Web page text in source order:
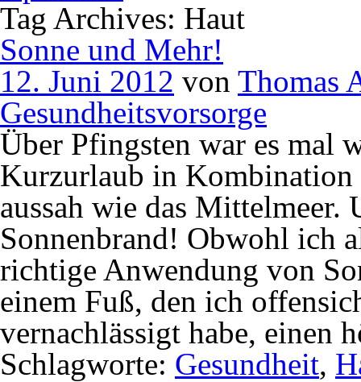
Tag Archives: Haut
Sonne und Mehr!
12. Juni 2012 von Thomas
Gesundheitsvorsorge
Über Pfingsten war es mal
Kurzurlaub in Kombination
aussah wie das Mittelmeer.
Sonnenbrand! Obwohl ich
richtige Anwendung von
einem Fuß, den ich
vernachlässigt habe,
Schlagworte: Gesundheit,